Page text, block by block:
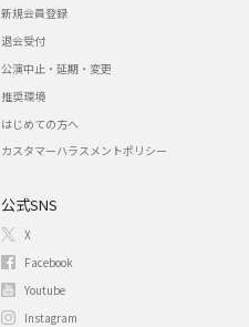
新規会員登録
退会受付
公演中止・延期・変更
推奨環境
はじめての方へ
カスタマーハラスメントポリシー
公式SNS
X
Facebook
Youtube
Instagram